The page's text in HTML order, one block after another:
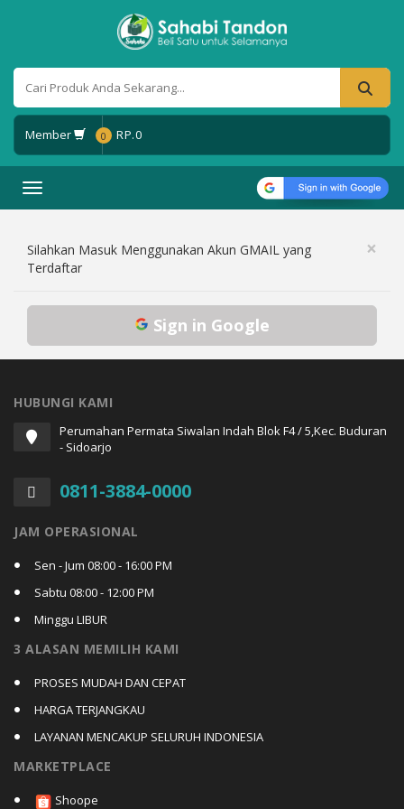
Member 0 RP.0
Toggle navigation
×
Silahkan Masuk Menggunakan Akun GMAIL yang
Terdaftar
Sign in Google
HUBUNGI KAMI
Perumahan Permata Siwalan Indah Blok F4 / 5,Kec. Buduran
- Sidoarjo
0811-3884-0000
JAM OPERASIONAL
Sen - Jum 08:00 - 16:00 PM
Sabtu 08:00 - 12:00 PM
Minggu LIBUR
3 ALASAN MEMILIH KAMI
PROSES MUDAH DAN CEPAT
HARGA TERJANGKAU
LAYANAN MENCAKUP SELURUH INDONESIA
MARKETPLACE
Shoope